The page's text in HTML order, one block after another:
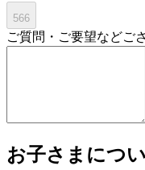
566
ご質問・ご要望などご
お子さまにつ